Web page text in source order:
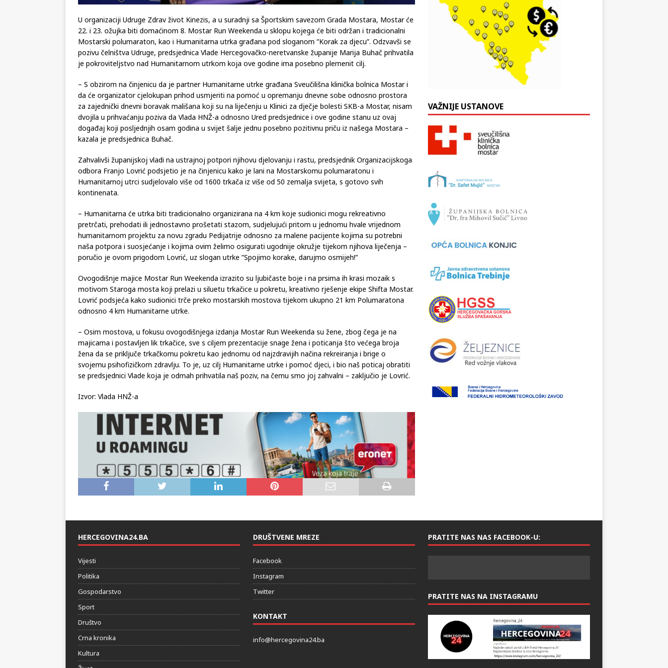
U organizaciji Udruge Zdrav život Kinezis, a u suradnji sa Športskim savezom Grada Mostara, Mostar će
22. i 23. ožujka biti domaćinom 8. Mostar Run Weekenda u sklopu kojega će biti održan i tradicionalni
Mostarski polumaraton, kao i Humanitarna utrka građana pod sloganom ”Korak za djecu”. Odzvavši se
pozivu čelništva Udruge, predsjednica Vlade Hercegovačko-neretvanske županije Marija Buhač prihvatila
je pokroviteljstvo nad Humanitarnom utrkom koja ove godine ima posebno plemenit cilj.
– S obzirom na činjenicu da je partner Humanitarne utrke građana Sveučilišna klinička bolnica Mostar i
da će organizator cjelokupan prihod usmjeriti na pomoć u opremanju dnevne sobe odnosno prostora
za zajednički dnevni boravak mališana koji su na liječenju u Klinici za dječje bolesti SKB-a Mostar, nisam
dvojila u prihvaćanju poziva da Vlada HNŽ-a odnosno Ured predsjednice i ove godine stanu uz ovaj
događaj koji posljednjih osam godina u svijet šalje jednu posebno pozitivnu priču iz našega Mostara –
kazala je predsjednica Buhač.
Zahvalivši županijskoj vladi na ustrajnoj potpori njihovu djelovanju i rastu, predsjednik Organizacijskoga
odbora Franjo Lovrić podsjetio je na činjenicu kako je lani na Mostarskomu polumaratonu i
kontinenata.
– Humanitarna će utrka biti tradicionalno organizirana na 4 km koje sudionici mogu rekreativno
pretrčati, prehodati ili jednostavno prošetati stazom, sudjelujući pritom u jednomu hvale vrijednom
humanitarnom projektu za novu zgradu Pedijatrije odnosno za malene pacijente kojima su potrebni
naša potpora i suosjećanje i kojima ovim želimo osigurati ugodnije okružje tijekom njihova liječenja –
poručio je ovom prigodom Lovrić, uz slogan utrke ”Spojimo korake, darujmo osmijeh!”
Ovogodišnje majice Mostar Run Weekenda izrazito su ljubičaste boje i na prsima ih krasi mozaik s
motivom Staroga mosta koji prelazi u siluetu trkačice u pokretu, kreativno rješenje ekipe Shifta Mostar.
odnosno 4 km Humanitarne utrke.
– Osim mostova, u fokusu ovogodišnjega izdanja Mostar Run Weekenda su žene, zbog čega je na
majicama i postavljen lik trkačice, sve s ciljem prezentacije snage žena i poticanja što većega broja
žena da se priključe trkačkomu pokretu kao jednomu od najzdravijih načina rekreiranja i brige o
svojemu psihofizičkom zdravlju. To je, uz cilj Humanitarne utrke i pomoć djeci, i bio naš poticaj obratiti
se predsjednici Vlade koja je odmah prihvatila naš poziv, na čemu smo joj zahvalni – zaključio je Lovrić.
Izvor: Vlada HNŽ-a
VAŽNIJE USTANOVE
Vijesti
Politika
Gospodarstvo
Sport
Društvo
Crna kronika
Facebook
Instagram
PRATITE NAS NA INSTAGRAMU